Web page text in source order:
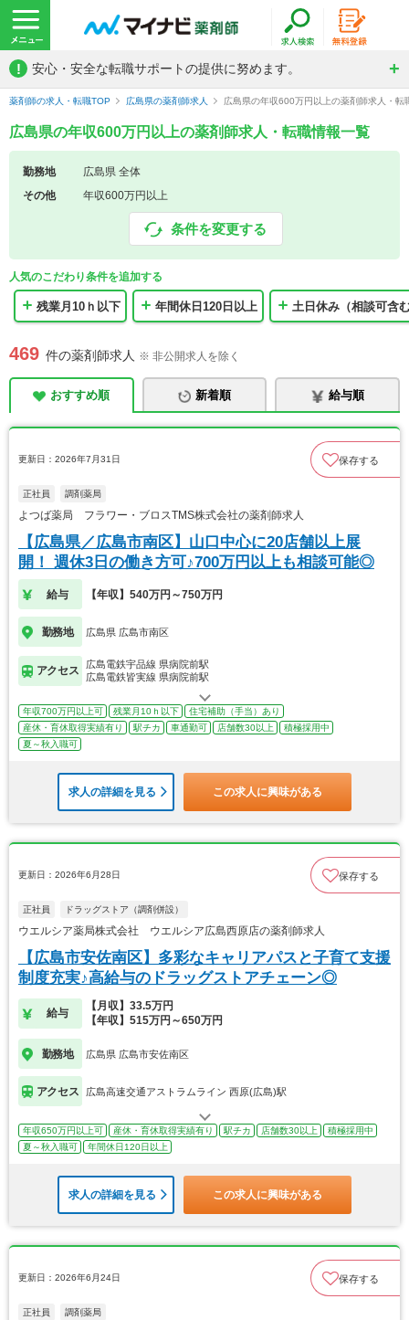
! 安心・安全な転職サポートの提供に努めます。
薬剤師の求人・転職TOP 広島県の薬剤師求人 広島県の年収600万円以上の薬剤師求人・転
広島県の年収600万円以上の薬剤師求人・転職情報一覧
勤務地
広島県 全体
その他
年収600万円以上
条件を変更する
人気のこだわり条件を追加する
残業月10ｈ以下 年間休日120日以上 土日休み（相談可含
469 件の薬剤師求人 ※ 非公開求人を除く
おすすめ順 新着順 給与順
更新日：2026年7月31日 保存する
正社員 調剤薬局
よつば薬局 フラワー・ブロスTMS株式会社の薬剤師求人
【広島県／広島市南区】山口中心に20店舗以上展
開！ 週休3日の働き方可♪700万円以上も相談可能◎
給与 【年収】540万円～750万円
勤務地 広島県 広島市南区
アクセス
広島電鉄宇品線 県病院前駅
広島電鉄皆実線 県病院前駅
年収700万円以上可 残業月10ｈ以下
住宅補助（手当）あり
産休・育休取得実績有り
駅チカ 車通勤可 店舗数30以上
積極採用中
夏～秋入職可
求人の詳細を見る この求人に興味がある
更新日：2026年6月28日 保存する
正社員 ドラッグストア（調剤併設）
ウエルシア薬局株式会社 ウエルシア広島西原店の薬剤師求人
【広島市安佐南区】多彩なキャリアパスと子育て支援
制度充実♪高給与のドラッグストアチェーン◎
給与
【月収】33.5万円
【年収】515万円～650万円
勤務地 広島県 広島市安佐南区
アクセス 広島高速交通アストラムライン 西原(広島)駅
年収650万円以上可 産休・育休取得実績有り 駅チカ 店舗数30以上
積極採用中
夏～秋入職可
年間休日120日以上
求人の詳細を見る この求人に興味がある
更新日：2026年6月24日 保存する
正社員 調剤薬局